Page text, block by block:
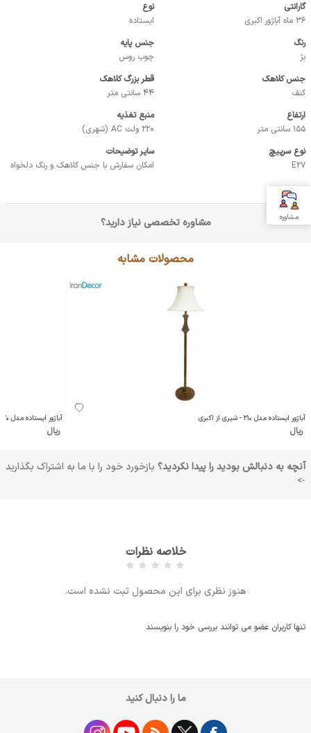
گارانتی
36 ماه آباژور اکبری
نوع
ایستاده
رنگ
بژ
جنس پایه
چوب روس
جنس کلاهک
کنف
قطر بزرگ کلاهک
44 سانتی متر
ارتفاع
155 سانتی متر
منبع تغذیه
220 ولت AC (شهری)
نوع سرپیچ
E27
سایر توضیحات
امکان سفارش با جنس کلاهک و رنگ دلخواه
مشاوره تخصصی نیاز دارید؟
محصولات مشابه
آباژور ایستاده مدل 210 - شیری از اکبری
ریال
آباژور ایستاده مدل 220 - شیری از اکبری
ریال
آنچه به دنبالش بودید را پیدا نکردید؟ بازخورد خود را با ما به اشتراک بگذارید
->
خلاصه نظرات
هنوز نظری برای این محصول ثبت نشده است.
تنها کاربران عضو می توانند بررسی خود را بنویسند
ما را دنبال کنید
مشاوره